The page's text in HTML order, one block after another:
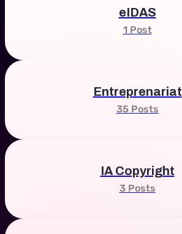
eIDAS
1 Post
Entreprenariat
35 Posts
IA Copyright
3 Posts